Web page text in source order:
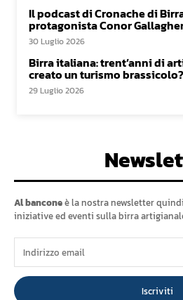
Il podcast di Cronache di
protagonista Conor
30 Luglio 2026
Birra italiana: trent’anni di
creato un turismo brassicolo?
29 Luglio 2026
Al banconeè la nostra newsletter
iniziative ed eventi sulla birra
Iscriviti